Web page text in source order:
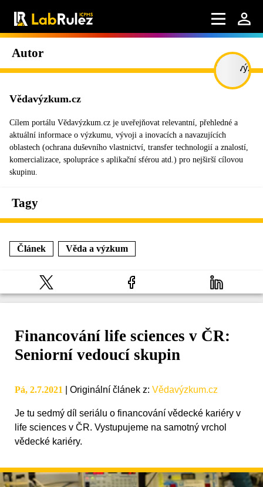
Autor
Vědavýzkum.cz
Cílem portálu Vědavýzkum.cz je uveřejňovat relevantní, přehledné a
aktuální informace o výzkumu, vývoji a inovacích a navazujících
oblastech (ochrana duševního vlastnictví, transfer technologií a znalostí,
komercializace, spolupráce s aplikační sférou atd.) pro nejširší cílovou
skupinu.
Tagy
Článek Věda a výzkum
Financování life sciences v ČR:
Seniorní vedoucí skupin
Pá, 2.7.2021 Originální článek z: Vědavýzkum.cz
Je tu sedmý díl seriálu o financování vědecké kariéry v
life sciences v ČR. Vystupujeme na samotný vrchol
vědecké kariéry.